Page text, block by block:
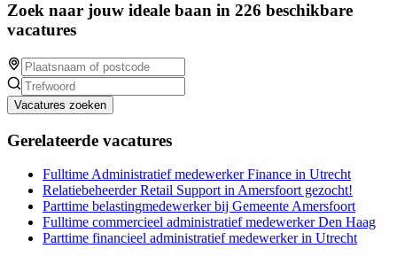
Zoek naar jouw ideale baan in 226 beschikbare
vacatures
Vacatures zoeken
Gerelateerde vacatures
Fulltime Administratief medewerker Finance in Utrecht
Relatiebeheerder Retail Support in Amersfoort gezocht!
Parttime belastingmedewerker bij Gemeente Amersfoort
Fulltime commercieel administratief medewerker Den Haag
Parttime financieel administratief medewerker in Utrecht